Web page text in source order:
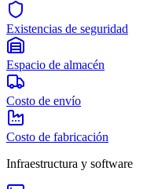
Existencias de seguridad
Espacio de almacén
Costo de envío
Costo de fabricación
Infraestructura y software